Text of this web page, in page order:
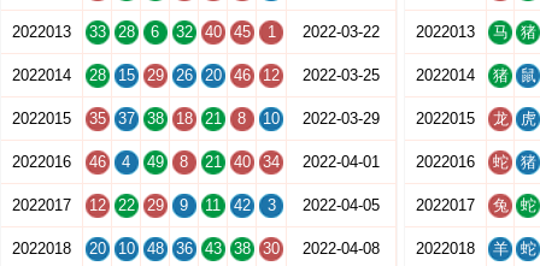
2022013 33 28 6 32 40 45 1 2022-03-22
2022014 28 15 29 26 20 46 12 2022-03-25
2022015 35 37 38 18 21 8 10 2022-03-29
2022016 46 4 49 8 21 40 34 2022-04-01
2022017 12 22 29 9 11 42 3 2022-04-05
2022018 20 10 48 36 43 38 30 2022-04-08
2022013 马 猪
2022014 猪 鼠
2022015 龙 虎
2022016 蛇 猪
2022017 兔 蛇
2022018 羊 蛇